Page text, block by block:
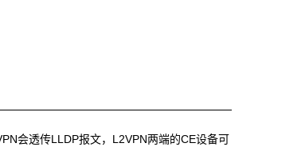
会透传LLDP报文，L2VPN两端的CE设备可